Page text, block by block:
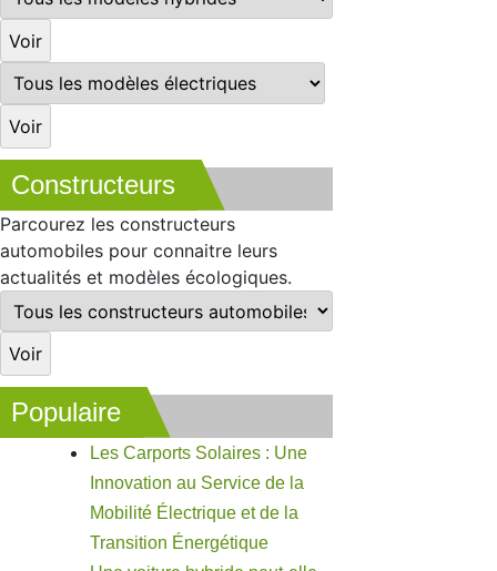
Constructeurs
Parcourez les constructeurs
automobiles pour connaitre leurs
actualités et modèles écologiques.
Populaire
Les Carports Solaires : Une
Innovation au Service de la
Mobilité Électrique et de la
Transition Énergétique